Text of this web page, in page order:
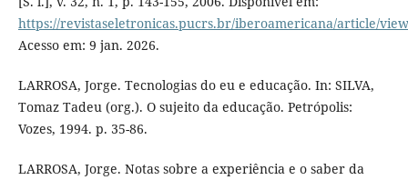
https://revistaseletronicas.pucrs.br/iberoamericana/article/
Acesso em: 9 jan. 2026.
LARROSA, Jorge. Tecnologias do eu e educação. In: SILVA,
Tomaz Tadeu (org.). O sujeito da educação. Petrópolis:
Vozes, 1994. p. 35-86.
LARROSA, Jorge. Notas sobre a experiência e o saber da